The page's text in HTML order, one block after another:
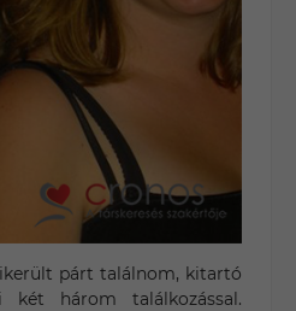
párt találnom, kitartó
két három találkozással.